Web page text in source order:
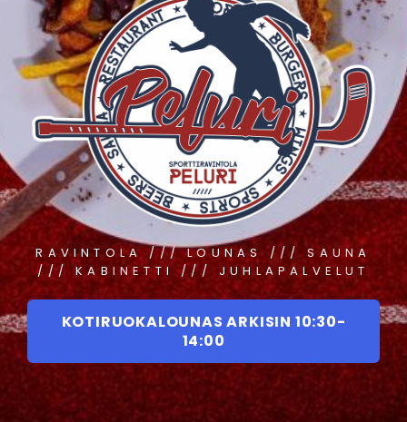
RAVINTOLA /// LOUNAS /// SAUNA
/// KABINETTI /// JUHLAPALVELUT
KOTIRUOKALOUNAS ARKISIN 10:30-
14:00